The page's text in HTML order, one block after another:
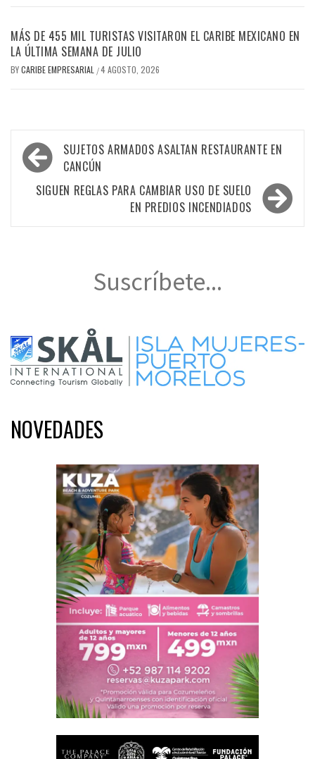
MÁS DE 455 MIL TURISTAS VISITARON EL CARIBE MEXICANO EN
LA ÚLTIMA SEMANA DE JULIO
BYCARIBE EMPRESARIAL /4 AGOSTO, 2026
Navegación
de
entradas
SUJETOS ARMADOS ASALTAN RESTAURANTE EN
CANCÚN
SIGUEN REGLAS PARA CAMBIAR USO DE SUELO
EN PREDIOS INCENDIADOS
Suscríbete...
NOVEDADES